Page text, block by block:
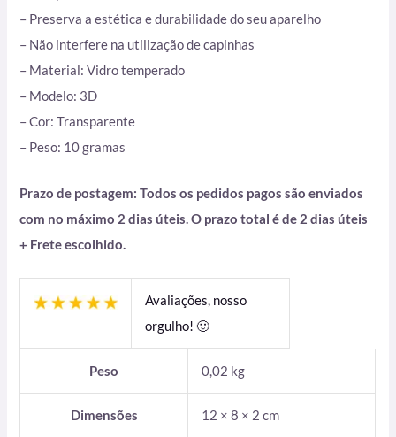
– Preserva a estética e durabilidade do seu aparelho
– Não interfere na utilização de capinhas
– Material: Vidro temperado
– Modelo: 3D
– Cor: Transparente
– Peso: 10 gramas
Prazo de postagem: Todos os pedidos pagos são enviados
com no máximo 2 dias úteis. O prazo total é de 2 dias úteis
+ Frete escolhido.
Avaliações, nosso
orgulho! 🙂
Peso 0,02 kg
Dimensões 12 × 8 × 2 cm